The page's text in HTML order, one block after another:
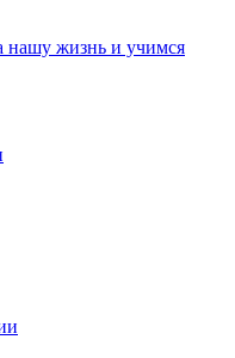
нашу жизнь и учимся